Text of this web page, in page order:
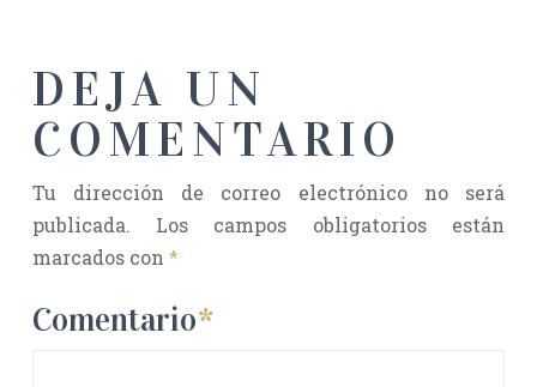
DEJA UN
COMENTARIO
Tu dirección de correo electrónico no será
publicada.
Los campos obligatorios están
marcados con *
Comentario*